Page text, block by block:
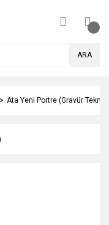
ARA
Ata Yeni Portre (Gravür